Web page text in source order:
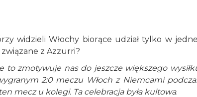
widzieli Włochy biorące udział tylko w
z Azzurri?
to zmotywuje nas do jeszcze większego
2:0 meczu Włoch z Niemcami
mecz u kolegi. Ta celebracja była kultowa.